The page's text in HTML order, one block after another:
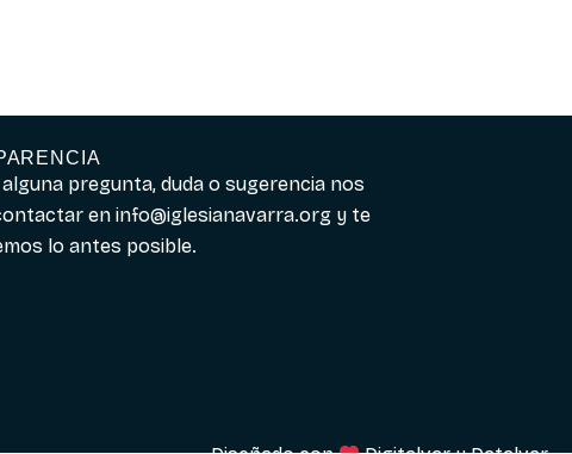
pregunta, duda o sugerencia nos
eninfo@iglesianavarra.org y te
lo antes posible.